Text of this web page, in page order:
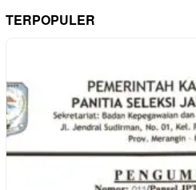
TERPOPULER